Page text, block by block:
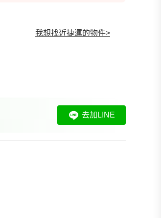
我想找近捷運的物件>
去加LINE